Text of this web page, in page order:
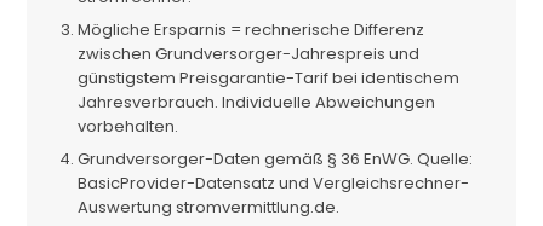
Mögliche Ersparnis = rechnerische Differenz
zwischen Grundversorger-Jahrespreis und
günstigstem Preisgarantie-Tarif bei identischem
Jahresverbrauch. Individuelle Abweichungen
vorbehalten.
Grundversorger-Daten gemäß § 36 EnWG. Quelle:
BasicProvider-Datensatz und Vergleichsrechner-
Auswertung stromvermittlung.de.